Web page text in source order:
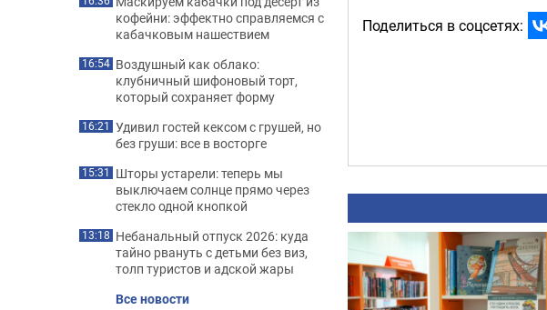
Поделиться в соцсетях:
кофейни: эффектно справляемся с
кабачковым нашествием
16:54 Воздушный как облако:
клубничный шифоновый торт,
который сохраняет форму
16:21 Удивил гостей кексом с грушей, но
без груши: все в восторге
15:31 Шторы устарели: теперь мы
выключаем солнце прямо через
стекло одной кнопкой
13:18 Небанальный отпуск 2026: куда
тайно рвануть с детьми без виз,
толп туристов и адской жары
Все новости